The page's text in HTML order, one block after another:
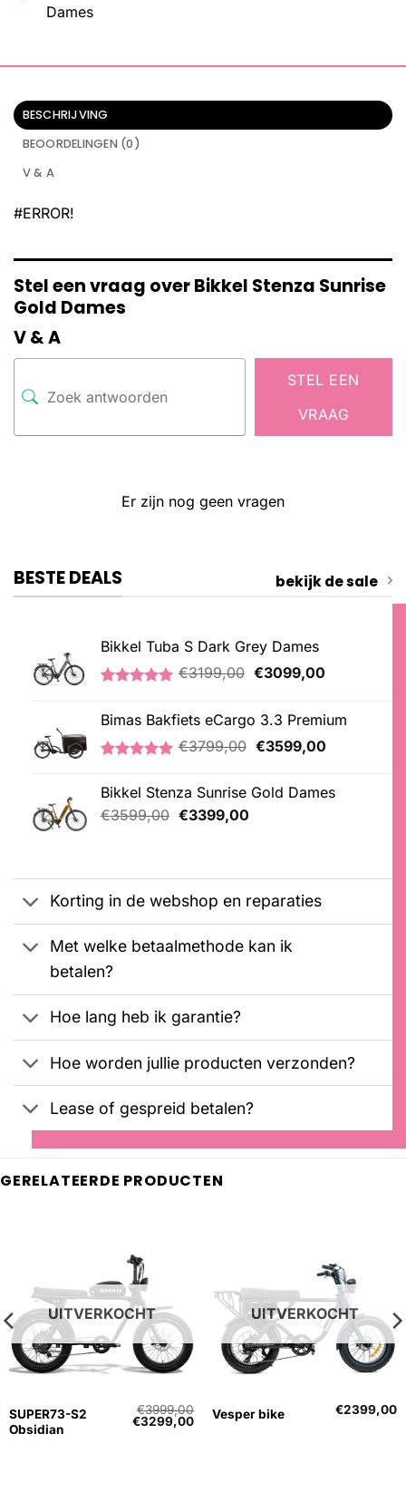
Dames
BESCHRIJVING
BEOORDELINGEN (0)
V & A
#ERROR!
Stel een vraag over Bikkel Stenza Sunrise
Gold Dames
V & A
STEL EEN
VRAAG
Er zijn nog geen vragen
BESTE DEALS bekijk de sale
Bikkel Tuba S Dark Grey Dames
gebaseerd
op
klantbeoordeling
€3199,00 Oorspronkelijke
€3199,00.
€3099,00Huidige
€3099,00.
Bimas Bakfiets eCargo 3.3 Premium
5.00
op 5
gebaseerd
op
klantbeoordelingen
€3799,00 Oorspronkelijke
€3799,00.
€3599,00Huidige
€3599,00.
Bikkel Stenza Sunrise Gold Dames
€3599,00 Oorspronkelijke
€3399,00Huidige
Korting in de webshop en reparaties
Met welke betaalmethode kan ik
betalen?
Hoe lang heb ik garantie?
Hoe worden jullie producten verzonden?
Lease of gespreid betalen?
GERELATEERDE PRODUCTEN
UITVERKOCHT
SUPER73-S2
Obsidian
€3999,00
Oorspronkelijke
€3299,00Huidige
UITVERKOCHT
Vesper bike €2399,00